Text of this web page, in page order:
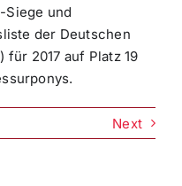
Siege und
der Deutschen
für 2017 auf Platz 19
Next